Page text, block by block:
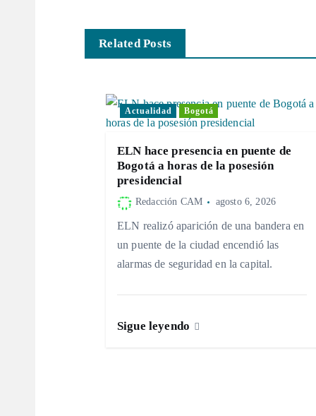
Related Posts
Actualidad Bogotá
ELN hace presencia en puente de
Bogotá a horas de la posesión
presidencial
Redacción CAM agosto 6, 2026
ELN realizó aparición de una bandera en
un puente de la ciudad encendió las
alarmas de seguridad en la capital.
Sigue leyendo